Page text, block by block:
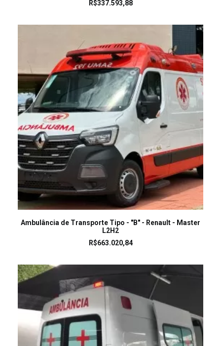
R$337.593,88
LEIA MAIS
Ambulância de Transporte Tipo - "B" - Renault - Master
L2H2
R$663.020,84